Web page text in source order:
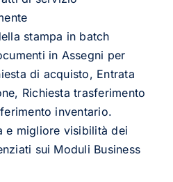
stampa in batch
in Assegni per
di acquisto, Entrata
Richiesta trasferimento
inventario.
e migliore visibilità dei
sui Moduli Business